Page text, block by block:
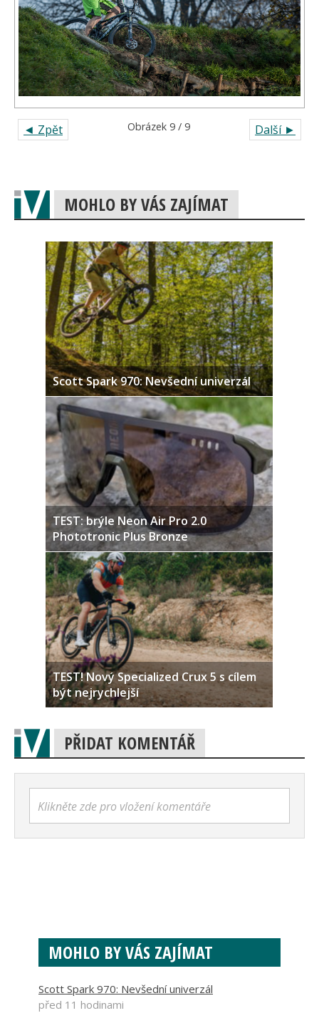
◄ Zpět Další ►
Obrázek 9 / 9
MOHLO BY VÁS ZAJÍMAT
Scott Spark 970: Nevšední univerzál
TEST: brýle Neon Air Pro 2.0
Phototronic Plus Bronze
TEST! Nový Specialized Crux 5 s cílem
být nejrychlejší
PŘIDAT KOMENTÁŘ
Klikněte zde pro vložení komentáře
MOHLO BY VÁS ZAJÍMAT
Scott Spark 970: Nevšední univerzál
před 11 hodinami